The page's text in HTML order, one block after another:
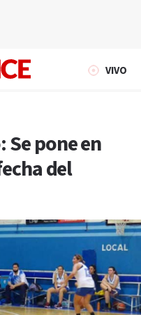
VIVO
Se pone en
del